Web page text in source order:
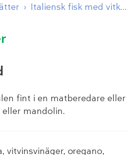
Italiensk fisk med vitkålssallad
fint i en matberedare eller
eller mandolin.
vitvinsvinäger, oregano,